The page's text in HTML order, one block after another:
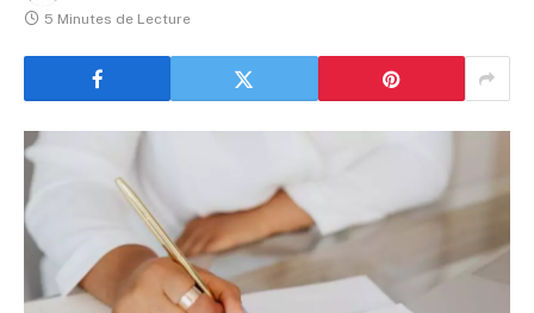
5 Minutes de Lecture